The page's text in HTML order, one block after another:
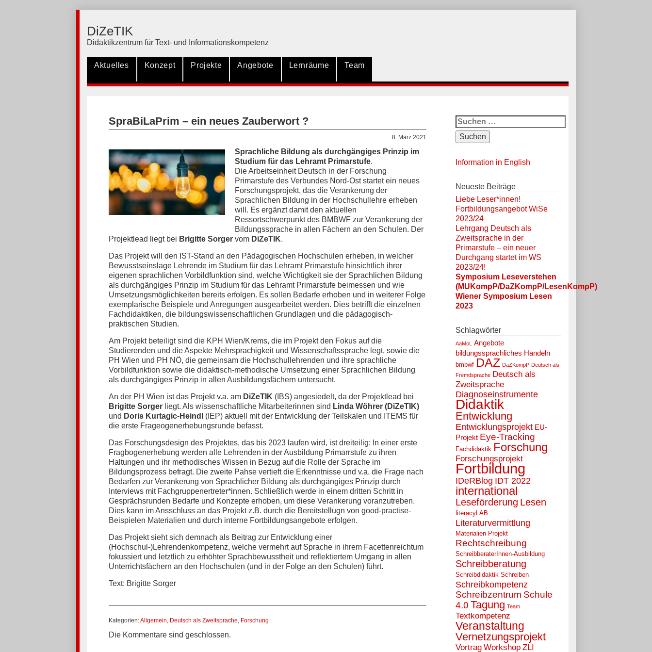
DiZeTIK
Didaktikzentrum für Text- und Informationskompetenz
Aktuelles Konzept Projekte Angebote Lernräume Team
SpraBiLaPrim – ein neues Zauberwort ?
8. März 2021
Sprachliche Bildung als durchgängiges Prinzip im
Studium für das Lehramt Primarstufe.
Die Arbeitseinheit Deutsch in der Forschung
Primarstufe des Verbundes Nord-Ost startet ein neues
Forschungsprojekt, das die Verankerung der
Sprachlichen Bildung in der Hochschullehre erheben
will. Es ergänzt damit den aktuellen
Ressortschwerpunkt des BMBWF zur Verankerung der
Bildungssprache in allen Fächern an den Schulen. Der
Projektlead liegt bei Brigitte Sorger vom DiZeTIK.
Das Projekt will den IST-Stand an den Pädagogischen Hochschulen erheben, in welcher
Bewusstseinslage Lehrende im Studium für das Lehramt Primarstufe hinsichtlich ihrer
eigenen sprachlichen Vorbildfunktion sind, welche Wichtigkeit sie der Sprachlichen Bildung
als durchgängiges Prinzip im Studium für das Lehramt Primarstufe beimessen und wie
Umsetzungsmöglichkeiten bereits erfolgen. Es sollen Bedarfe erhoben und in weiterer Folge
exemplarische Beispiele und Anregungen ausgearbeitet werden. Dies betrifft die einzelnen
Fachdidaktiken, die bildungswissenschaftlichen Grundlagen und die pädagogisch-
praktischen Studien.
Am Projekt beteiligt sind die KPH Wien/Krems, die im Projekt den Fokus auf die
Studierenden und die Aspekte Mehrsprachigkeit und Wissenschaftssprache legt, sowie die
PH Wien und PH NÖ, die gemeinsam die Hochschullehrenden und ihre sprachliche
Vorbildfunktion sowie die didaktisch-methodische Umsetzung einer Sprachlichen Bildung
als durchgängiges Prinzip in allen Ausbildungsfächern untersucht.
An der PH Wien ist das Projekt v.a. am DiZeTIK (IBS) angesiedelt, da der Projektlead bei
Brigitte Sorger liegt. Als wissenschaftliche Mitarbeiterinnen sind Linda Wöhrer (DiZeTIK)
und Doris Kurtagic-Heindl
(IEP) aktuell mit der Entwicklung der Teilskalen und ITEMS für
die erste Frageogenerhebungsrunde befasst.
Das Forschungsdesign des Projektes, das bis 2023 laufen wird, ist dreiteilig: In einer erste
Fragbogenerhebung werden alle Lehrenden in der Ausbildung Primarrstufe zu ihren
Haltungen und ihr methodisches Wissen in Bezug auf die Rolle der Sprache im
Bildungsprozess befragt. Die zweite Pahse vertieft die Erkenntnisse und v.a. die Frage nach
Bedarfen zur Verankerung von Sprachlicher Bildung als durchgängiges Prinzip durch
Interviews mit Fachgruppenertreter*innen. Schließlich werde in einem dritten Schritt in
Gesprächsrunden Bedarfe und Konzepte erhoben, um diese Verankerung voranzutreben.
Dies kann im Ansschluss an das Projekt z.B. durch die Bereitstellugn von good-practise-
Beispielen Materialien und durch interne Fortbildungsangebote erfolgen.
Das Projekt sieht sich demnach als Beitrag zur Entwicklung einer
(Hochschul-)Lehrendenkompetenz, welche vermehrt auf Sprache in ihrem Facettenreichtum
fokussiert und letztlich zu erhöhter Sprachbewusstheit und reflektiertem Umgang in allen
Unterrichtsfächern an den Hochschulen (und in der Folge an den Schulen) führt.
Text: Brigitte Sorger
Kategorien:Allgemein, Deutsch als Zweitsprache, Forschung
Die Kommentare sind geschlossen.
Suchen
nach:
Information in English
Neueste Beiträge
Liebe Leser*innen!
Fortbildungsangebot WiSe
2023/24
Lehrgang Deutsch als
Zweitsprache in der
Primarstufe – ein neuer
Durchgang startet im WS
2023/24!
Symposium Leseverstehen
(MUKompP/DaZKompP/LesenKompP)
Wiener Symposium Lesen
2023
Schlagwörter
AaMoL
Angebote
bildungssprachliches Handeln
bmbwf DAZ DaZKompP Deutsch als
Fremdsprache Deutsch als
Zweitsprache
Diagnoseinstrumente
Didaktik
Entwicklung
Entwicklungsprojekt EU-
Projekt Eye-Tracking
Fachdidaktik Forschung
Forschungsprojekt
Fortbildung
IDeRBlog IDT 2022
international
Leseförderung Lesen
literacyLAB
Literaturvermittlung
Materialien Projekt
Rechtschreibung
SchreibberaterInnen-Ausbildung
Schreibberatung
Schreibdidaktik Schreiben
Schreibkompetenz
Schreibzentrum Schule
4.0 Tagung Team
Textkompetenz
Veranstaltung
Vernetzungsprojekt
Vortrag Workshop ZLI